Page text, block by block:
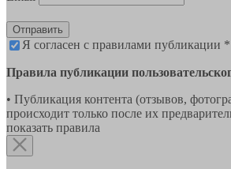
Отправить
Я согласен с правилами публикации *
Правила публикации
• Публикация контента (отзывов,
происходит только после их
показать правила